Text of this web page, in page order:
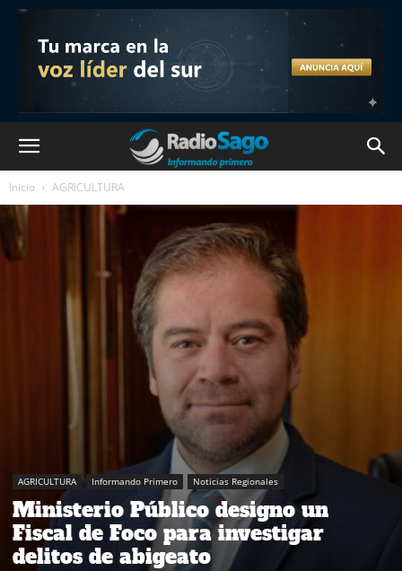
Inicio AGRICULTURA
AGRICULTURA Informando Primero Noticias Regionales
Ministerio Público designo un
Fiscal de Foco para investigar
delitos de abigeato